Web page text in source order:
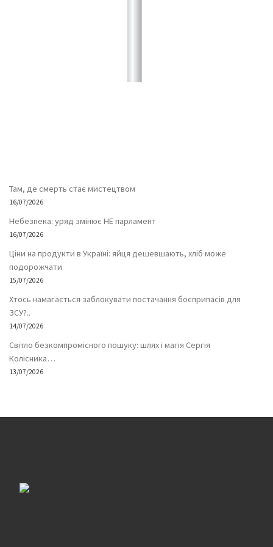
Там, де смерть стає мистецтвом
16/07/2026
Небезпека: уряд змінює НЕ парламент
16/07/2026
Ціни на продукти в Україні: яйця дешевшають, хліб може
подорожчати
15/07/2026
Хтось намагається заблокувати постачання боєприпасів для
ЗСУ?..
14/07/2026
Світло безкомпромісного пошуку: шлях і магія Сергія
Колісника…
13/07/2026